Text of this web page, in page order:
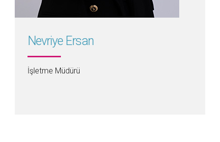
Nevriye Ersan
İşletme Müdürü